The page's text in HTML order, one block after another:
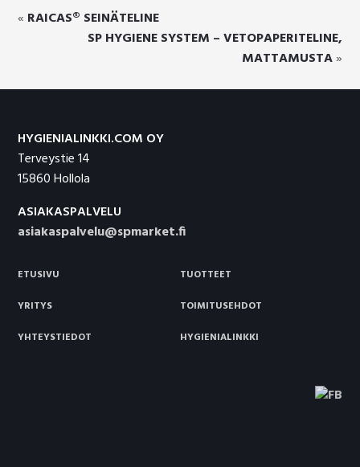
« RAICAS® SEINÄTELINE
SP HYGIENE SYSTEM – VETOPAPERITELINE,
MATTAMUSTA»
HYGIENIALINKKI.COM OY
Terveystie 14
15860 Hollola
ASIAKASPALVELU
asiakaspalvelu@spmarket.fi
ETUSIVU
TUOTTEET
YRITYS
TOIMITUSEHDOT
YHTEYSTIEDOT
HYGIENIALINKKI